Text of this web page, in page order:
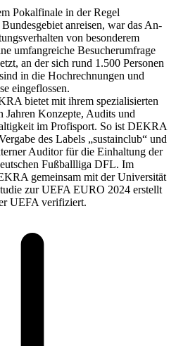
Pokalfinale in der Regel
anreisen, war das An-
von besonderem
umfangreiche Besucherumfrage
an der sich rund 1.500 Personen
in die Hochrechnungen und
eingeflossen.
bietet mit ihrem spezialisierten
Jahren Konzepte, Audits und
im Profisport. So ist DEKRA
des Labels „sustainclub“ und
Auditor für die Einhaltung der
Fußballliga DFL. Im
gemeinsam mit der Universität
zur UEFA EURO 2024 erstellt
UEFA verifiziert.